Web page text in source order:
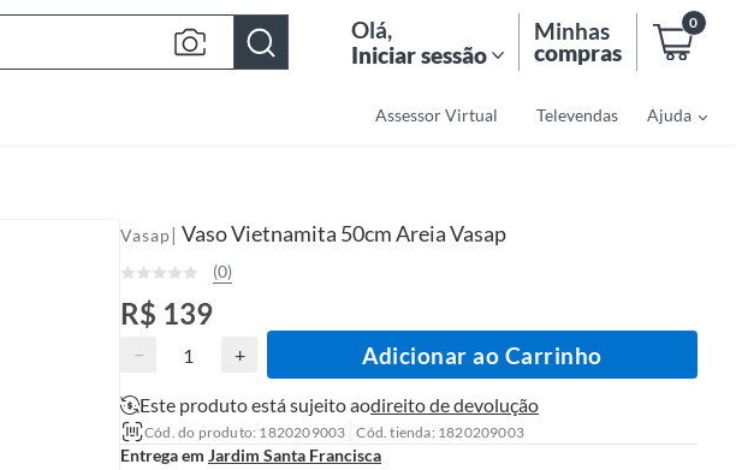
Olá,
Iniciar sessão
Minhas
compras
0
Assessor Virtual Televendas Ajuda
Vasap| Vaso Vietnamita 50cm Areia Vasap
(0)
R$ 139
− + Adicionar ao Carrinho
Este produto está sujeito aodireito de devolução
Cód. do produto: 1820209003 Cód. tienda: 1820209003
Entrega em Jardim Santa Francisca